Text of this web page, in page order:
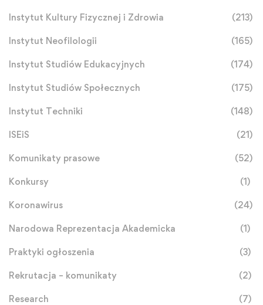
Instytut Kultury Fizycznej i Zdrowia (213)
Instytut Neofilologii (165)
Instytut Studiów Edukacyjnych (174)
Instytut Studiów Społecznych (175)
Instytut Techniki (148)
ISEiS (21)
Komunikaty prasowe (52)
Konkursy (1)
Koronawirus (24)
Narodowa Reprezentacja Akademicka (1)
Praktyki ogłoszenia (3)
Rekrutacja – komunikaty (2)
Research (7)